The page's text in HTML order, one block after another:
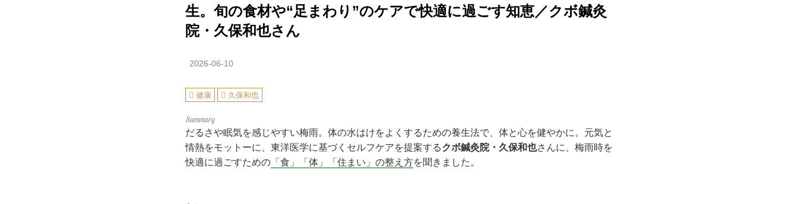
生。旬の食材や“足まわり”のケアで快適に過ごす知恵／クボ鍼灸
院・久保和也さん
2026-06-10
健康 久保和也
だるさや眠気を感じやすい梅雨。体の水はけをよくするための養生法で、体と心を健やかに。元気と
情熱をモットーに、東洋医学に基づくセルフケアを提案するクボ鍼灸院・久保和也さんに、梅雨時を
快適に過ごすための 「食」「体」「住まい」の整え方を聞きました。